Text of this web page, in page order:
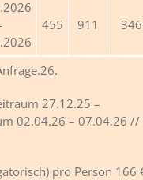
455 911 346
27.12.25 –
02.04.26 – 07.04.26 //
pro Person 166